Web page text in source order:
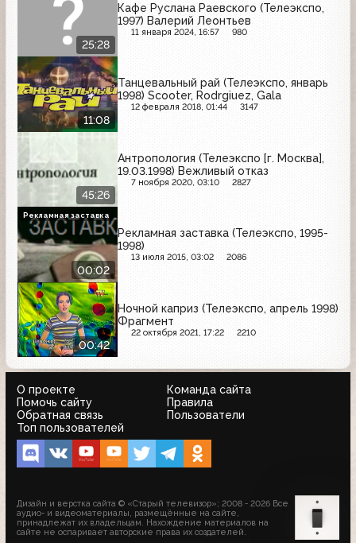
25:28
Кафе Руслана Раевского (Телеэкспо,
1997) Валерий Леонтьев
11 января 2024, 16:57 980
11:08
Танцевальный рай (Телеэкспо, январь
1998) Scooter, Rodrgiuez, Gala
12 февраля 2018, 01:44 3147
45:26
Антропология (Телеэкспо [г. Москва],
19.03.1998) Вежливый отказ
7 ноября 2020, 03:10 2827
00:02
Рекламная заставка (Телеэкспо, 1995-
1998)
13 июля 2015, 03:02 2086
Рекламная заставка
00:42
Ночной каприз (Телеэкспо, апрель 1998)
Фрагмент
22 октября 2021, 17:22 2210
О проекте
Команда сайта
Помочь сайту
Правила
Обратная связь
Пользователи
Топ пользователей
Дизайн и верстка сайта © «Старый телевизор»; 2008 - 2026 Все
аудио- и видеоматериалы, размещённые на сайте,
принадлежат их владельцам. Нахождение материалов на
сайте не оспаривает авторские права их создателей.